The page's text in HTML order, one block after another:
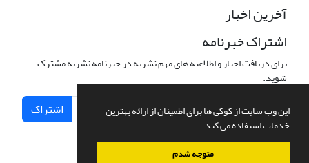
این وب سایت از کوکی ها برای اطمینان از ارائه بهترین
خدمات استفاده می کند.
متوجه شدم
آخرین اخبار
اشتراک خبرنامه
برای دریافت اخبار و اطلاعیه های مهم نشریه در خبرنامه نشریه مشترک
شوید.
اشتراک